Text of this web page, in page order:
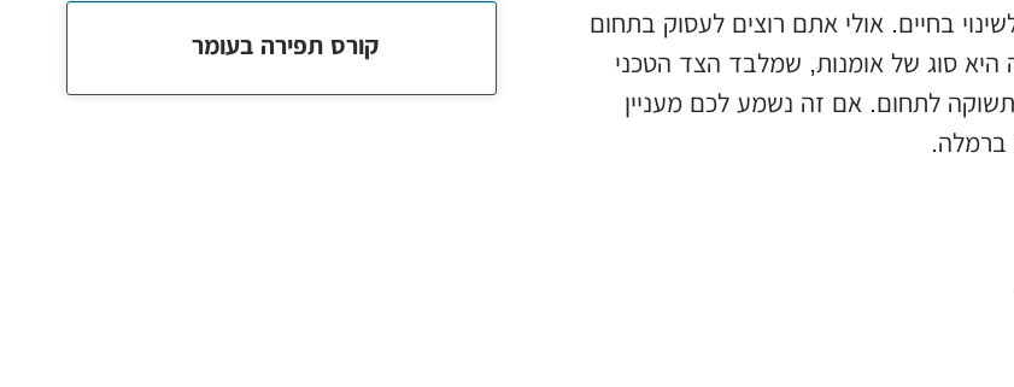
בחיים. אולי אתם רוצים לעסוק בתחום
היא סוג של אומנות, שמלבד הצד הטכני
תשוקה לתחום. אם זה נשמע לכם מעניין
ברמלה.
קורס תפירה בעומר